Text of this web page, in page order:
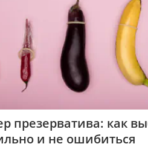
презерватива: как
и не ошибиться